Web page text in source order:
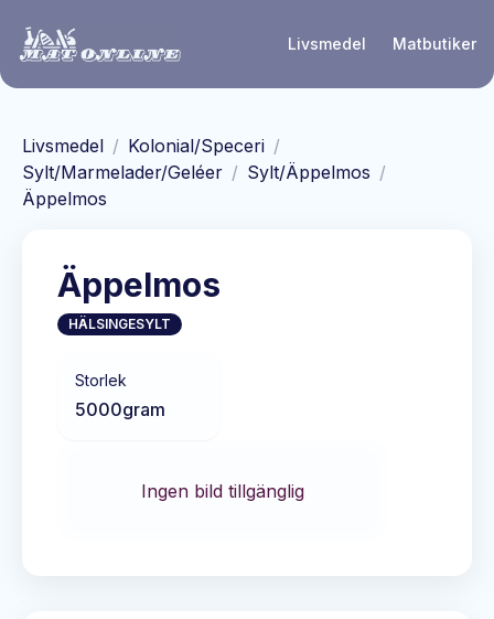
Livsmedel Matbutiker
Livsmedel / Kolonial/Speceri /
Sylt/Marmelader/Geléer / Sylt/Äppelmos /
Äppelmos
Äppelmos
HÄLSINGESYLT
Storlek
5000gram
Ingen bild tillgänglig